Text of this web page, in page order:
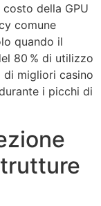
della GPU
comune
quando il
80 % di utilizzo
migliori casino
i picchi di